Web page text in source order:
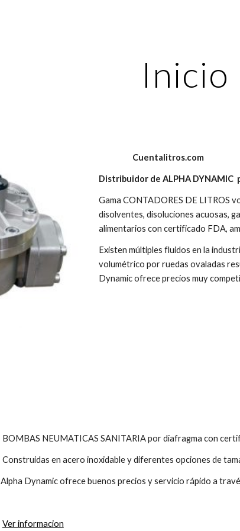
Inicio
Cuentalitros.com
Distribuidor de ALPHA DYNAMIC
Gama CONTADORES DE LITROS
disolventes, disoluciones acuosas,
alimentarios con certificado FDA,
Existen múltiples fluidos en la
volumétrico por ruedas ovaladas
Dynamic ofrece precios muy
BOMBAS NEUMATICAS SANITARIA por diafragma con
Construidas en acero inoxidable y diferentes opciones de
Alpha Dynamic ofrece buenos precios y servicio rápido a
Ver informacion